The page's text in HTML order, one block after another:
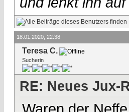
18.01.2020, 22:38
Teresa C.
Sucherin
RE: Neues Jux-